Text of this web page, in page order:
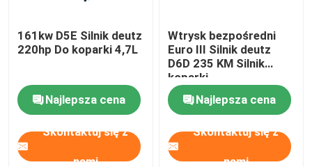
używane maszyny ciężkie
161kw D5E Silnik deutz
220hp Do koparki 4,7L
Najlepsza cena
Skontaktuj się z
nami
Wtrysk bezpośredni
Euro III Silnik deutz
D6D 235 KM Silnik
koparki
Najlepsza cena
Skontaktuj się z
nami